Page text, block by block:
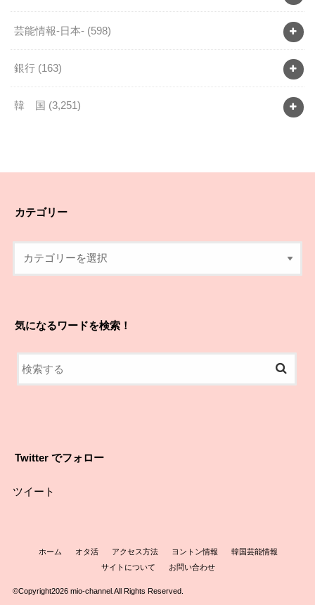
芸能情報-日本- (598)
銀行 (163)
韓 国 (3,251)
カテゴリー
気になるワードを検索！
Twitter でフォロー
ツイート
ホーム オタ活 アクセス方法 ヨントン情報
韓国芸能情報
サイトについて
お問い合わせ
©Copyright2026 mio-channel.All Rights Reserved.